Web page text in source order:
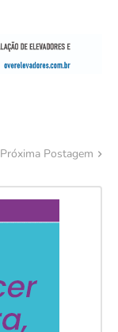
Próxima Postagem